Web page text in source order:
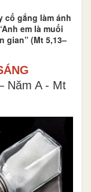
cố gắng làm ánh
em là muối
gian” (Mt 5,13–
Năm A - Mt